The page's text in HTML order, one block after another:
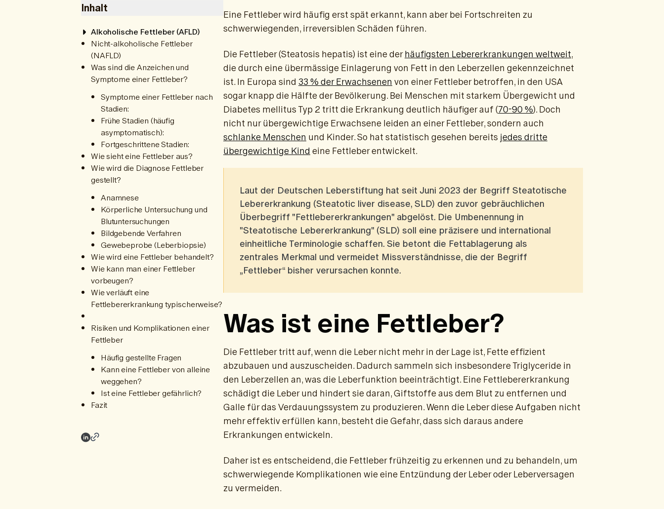
Inhalt
Alkoholische Fettleber (AFLD)
Nicht-alkoholische Fettleber
(NAFLD)
Was sind die Anzeichen und
Symptome einer Fettleber?
Symptome einer Fettleber nach
Stadien:
Frühe Stadien (häufig
asymptomatisch):
Fortgeschrittene Stadien:
Wie sieht eine Fettleber aus?
Wie wird die Diagnose Fettleber
gestellt?
Anamnese
Körperliche Untersuchung und
Blutuntersuchungen
Bildgebende Verfahren
Gewebeprobe (Leberbiopsie)
Wie wird eine Fettleber behandelt?
Wie kann man einer Fettleber
vorbeugen?
Wie verläuft eine
Fettlebererkrankung typischerweise?
Risiken und Komplikationen einer
Fettleber
Häufig gestellte Fragen
Kann eine Fettleber von alleine
weggehen?
Ist eine Fettleber gefährlich?
Fazit
Eine Fettleber wird häufig erst spät erkannt, kann aber bei Fortschreiten zu
schwerwiegenden, irreversiblen Schäden führen.
Die Fettleber (Steatosis hepatis) ist eine derhäufigsten Lebererkrankungen weltweit,
die durch eine übermässige Einlagerung von Fett in den Leberzellen gekennzeichnet
ist. In Europa sind 33 % der Erwachsenen von einer Fettleber betroffen, in den USA
sogar knapp die Hälfte der Bevölkerung. Bei Menschen mit starkem Übergewicht und
Diabetes mellitus Typ 2 tritt die Erkrankung deutlich häufiger auf (70-90 %). Doch
nicht nur übergewichtige Erwachsene leiden an einer Fettleber, sondern auch
schlanke Menschen und Kinder. So hat statistisch gesehen bereits jedes dritte
übergewichtige Kind eine Fettleber entwickelt.
Laut der Deutschen Leberstiftung hat seit Juni 2023 der Begriff Steatotische
Lebererkrankung (Steatotic liver disease, SLD) den zuvor gebräuchlichen
Überbegriff "Fettlebererkrankungen" abgelöst. Die Umbenennung in
"Steatotische Lebererkrankung" (SLD) soll eine präzisere und international
einheitliche Terminologie schaffen. Sie betont die Fettablagerung als
zentrales Merkmal und vermeidet Missverständnisse, die der Begriff
„Fettleber“ bisher verursachen konnte.
Was ist eine Fettleber?
Die Fettleber tritt auf, wenn die Leber nicht mehr in der Lage ist, Fette effizient
abzubauen und auszuscheiden. Dadurch sammeln sich insbesondere Triglyceride in
den Leberzellen an, was die Leberfunktion beeinträchtigt. Eine Fettlebererkrankung
schädigt die Leber und hindert sie daran, Giftstoffe aus dem Blut zu entfernen und
Galle für das Verdauungssystem zu produzieren. Wenn die Leber diese Aufgaben nicht
mehr effektiv erfüllen kann, besteht die Gefahr, dass sich daraus andere
Erkrankungen entwickeln.
Daher ist es entscheidend, die Fettleber frühzeitig zu erkennen und zu behandeln, um
schwerwiegende Komplikationen wie eine Entzündung der Leber oder Leberversagen
zu vermeiden.